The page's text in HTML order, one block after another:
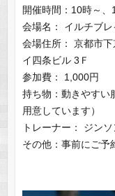
開催時間：10時～、
会場名： イルチブ
会場住所： 京都市
イ四条ビル 3Ｆ
参加費： 1,000円
持ち物：動きやすい
用意しています）
トレーナー： ジン
その他：事前にご予